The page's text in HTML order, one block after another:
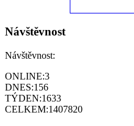
Návštěvnost
Návštěvnost:
ONLINE:3
DNES:156
TÝDEN:1633
CELKEM:1407820